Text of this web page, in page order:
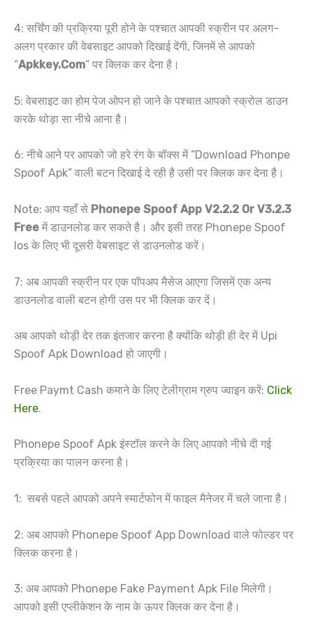
4: सर्चिंग की प्रक्रिया पूरी होने के पश्चात आपकी स्क्रीन पर अलग-
अलग प्रकार की वेबसाइट आपको दिखाई देंगी, जिनमें से आपको
“Apkkey.Com” पर क्लिक कर देना है।
5: वेबसाइट का होम पेज ओपन हो जाने के पश्चात आपको स्क्रोल डाउन
करके थोड़ा सा नीचे आना है।
6: नीचे आने पर आपको जो हरे रंग के बॉक्स में “Download Phonpe
Spoof Apk” वाली बटन दिखाई दे रही है उसी पर क्लिक कर देना है।
Note: आप यहाँ से Phonepe Spoof App V2.2.2 Or V3.2.3
Free में डाउनलोड कर सकते है। और इसी तरह Phonepe Spoof
Ios के लिए भी दूसरी वेबसाइट से डाउनलोड करें।
7: अब आपकी स्क्रीन पर एक पॉपअप मैसेज आएगा जिसमें एक अन्य
डाउनलोड वाली बटन होगी उस पर भी क्लिक कर दें।
अब आपको थोड़ी देर तक इंतजार करना है क्योंकि थोड़ी ही देर में Upi
Spoof Apk Download हो जाएगी।
Free Paymt Cash कमाने के लिए टेलीग्राम ग्रुप ज्वाइन करें: Click
Here.
Phonepe Spoof Apk इंस्टॉल करने के लिए आपको नीचे दी गई
प्रक्रिया का पालन करना है।
1: ‌ सबसे पहले आपको अपने स्मार्टफोन में फाइल मैनेजर में चले जाना है।
2: अब आपको Phonepe Spoof App Download वाले फोल्डर पर
क्लिक करना है।
3: अब आपको Phonepe Fake Payment Apk File मिलेगी।
आपको इसी एप्लीकेशन के नाम के ऊपर क्लिक कर देना है।